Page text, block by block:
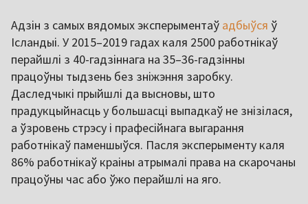
Адзін з самых вядомых эксперыментаў адбыўся ў
Ісландыі. У 2015–2019 гадах каля 2500 работнікаў
перайшлі з 40-гадзіннага на 35–36-гадзінны
працоўны тыдзень без зніжэння заробку.
Даследчыкі прыйшлі да высновы, што
прадукцыйнасць у большасці выпадкаў не знізілася,
а ўзровень стрэсу і прафесійнага выгарання
работнікаў паменшыўся. Пасля эксперыменту каля
86% работнікаў краіны атрымалі права на скарочаны
працоўны час або ўжо перайшлі на яго.